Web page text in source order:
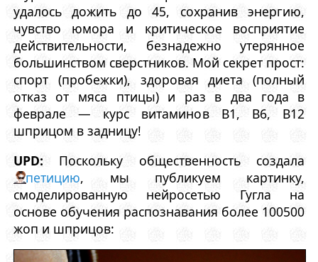
удалось дожить до 45, сохранив энергию,
чувство юмора и критическое восприятие
действительности, безнадежно утерянное
большинством сверстников. Мой секрет прост:
спорт (пробежки), здоровая диета (полный
отказ от мяса птицы) и раз в два года в
феврале — курс витаминов B1, B6, B12
шприцом в задницу!
UPD: Поскольку общественность создала
петицию, мы публикуем картинку,
смоделированную нейросетью Гугла на
основе обучения распознавания более 100500
жоп и шприцов: